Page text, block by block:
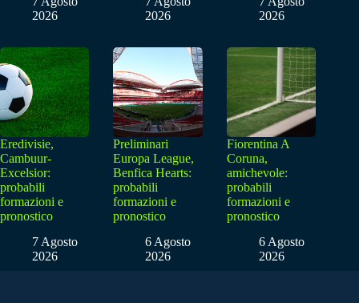
2026
2026
2026
Eredivisie,
Cambuur-
Excelsior:
probabili
formazioni e
pronostico
7 Agosto
2026
Preliminari
Europa League,
Benfica Hearts:
probabili
formazioni e
pronostico
6 Agosto
2026
Fiorentina A
Coruna,
amichevole:
probabili
formazioni e
pronostico
6 Agosto
2026